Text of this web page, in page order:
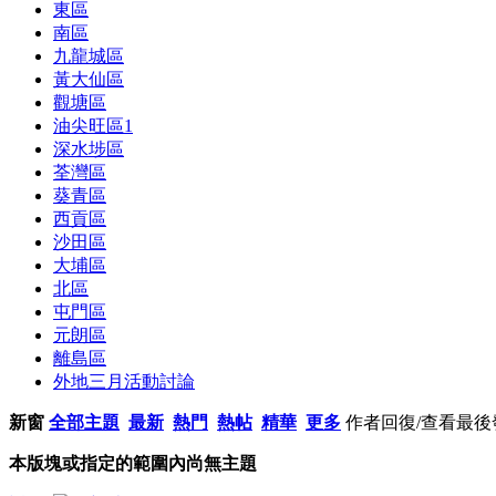
東區
南區
九龍城區
黃大仙區
觀塘區
油尖旺區1
深水埗區
荃灣區
葵青區
西貢區
沙田區
大埔區
北區
屯門區
元朗區
離島區
外地三月活動討論
新窗 全部主題 最新 熱門 熱帖 精華 更多 作者回復/查看最後
本版塊或指定的範圍內尚無主題